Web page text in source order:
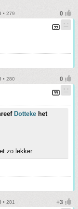
• 279
• 280
Dotteke het
zo lekker
• 281